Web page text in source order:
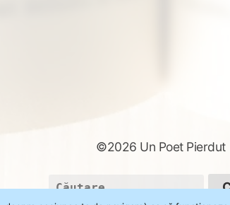
©2026 Un Poet Pierdut
Caută